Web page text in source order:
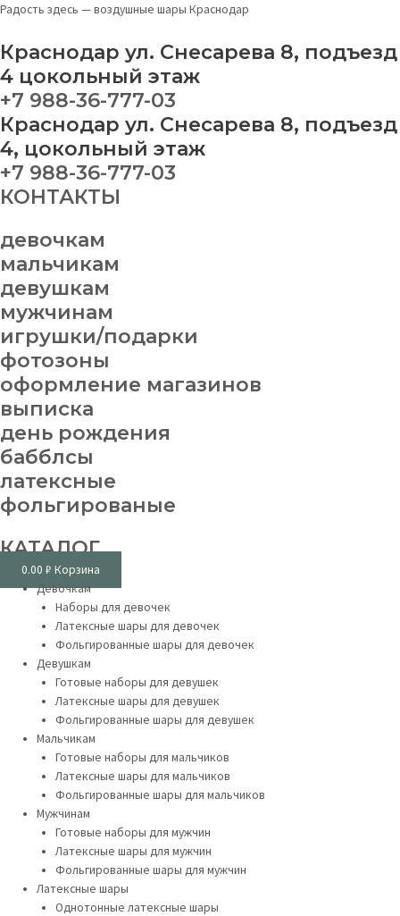
Перейти
содержимому
Радость здесь — воздушные шары Краснодар
Краснодар ул. Снесарева 8, подъезд
4 цокольный этаж
+7 988-36-777-03
Краснодар ул. Снесарева 8, подъезд
4, цокольный этаж
+7 988-36-777-03
КОНТАКТЫ
девочкам
мальчикам
девушкам
мужчинам
игрушки/подарки
фотозоны
оформление магазинов
выписка
день рождения
бабблсы
латексные
фольгированые
КАТАЛОГ
0.00 ₽ Корзина
Меню
Девочкам
Наборы для девочек
Латексные шары для девочек
Фольгированные шары для девочек
Девушкам
Готовые наборы для девушек
Латексные шары для девушек
Фольгированные шары для девушек
Мальчикам
Готовые наборы для мальчиков
Латексные шары для мальчиков
Фольгированные шары для мальчиков
Мужчинам
Готовые наборы для мужчин
Латексные шары для мужчин
Фольгированные шары для мужчин
Латексные шары
Однотонные латексные шары
Фотозона
53
quantity